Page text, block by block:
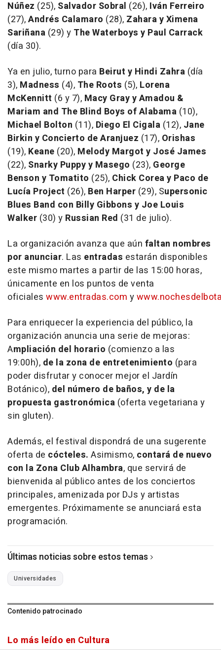
Núñez (25), Salvador Sobral (26), Iván Ferreiro
(27),Andrés Calamaro (28), Zahara y Ximena
Sariñana (29) y The Waterboys y Paul Carrack
(día 30).
Ya en julio, turno para Beirut y Hindi Zahra (día
3), Madness (4), The Roots (5), Lorena
McKennitt (6 y 7), Macy Gray y Amadou &
Mariam and The Blind Boys of Alabama (10),
Michael Bolton (11), Diego El Cigala (12), Jane
Birkin y Concierto de Aranjuez (17), Orishas
(19), Keane (20), Melody Margot y José James
(22), Snarky Puppy y Masego (23), George
Benson y Tomatito (25), Chick Corea y Paco de
Lucía Project (26), Ben Harper (29), Supersonic
Blues Band con Billy Gibbons y Joe Louis
Walker (30) y Russian Red (31 de julio).
La organización avanza que aún faltan nombres
por anunciar. Las entradas estarán disponibles
este mismo martes a partir de las 15:00 horas,
únicamente en los puntos de venta
oficiales www.entradas.com y
Para enriquecer la experiencia del público, la
organización anuncia una serie de mejoras:
Ampliación del horario (comienzo a las
19:00h), de la zona de entretenimiento (para
poder disfrutar y conocer mejor el Jardín
Botánico), del número de baños, y de la
propuesta gastronómica (oferta vegetariana y
sin gluten).
Además, el festival dispondrá de una sugerente
oferta de cócteles. Asimismo, contará de nuevo
con la Zona Club Alhambra, que servirá de
bienvenida al público antes de los conciertos
principales, amenizada por DJs y artistas
emergentes. Próximamente se anunciará esta
programación.
Últimas noticias sobre estos temas
Universidades
Contenido patrocinado
Lo más leído en Cultura